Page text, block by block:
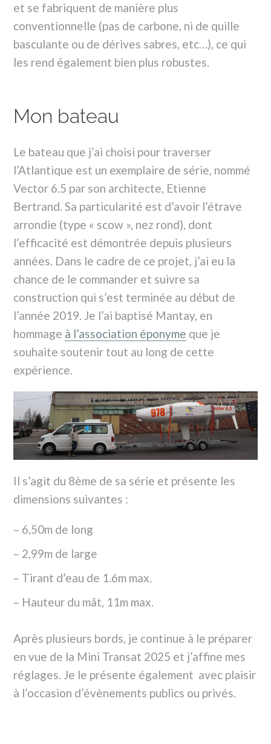
et se fabriquent de manière plus
conventionnelle (pas de carbone, ni de quille
basculante ou de dérives sabres, etc…), ce qui
les rend également bien plus robustes.
Mon bateau
Le bateau que j’ai choisi pour traverser
l’Atlantique est un exemplaire de série, nommé
Vector 6.5 par son architecte, Etienne
Bertrand. Sa particularité est d’avoir l’étrave
arrondie (type « scow », nez rond), dont
l’efficacité est démontrée depuis plusieurs
années. Dans le cadre de ce projet, j’ai eu la
chance de le commander et suivre sa
construction qui s’est terminée au début de
l’année 2019. Je l’ai baptisé Mantay, en
hommage à l’association éponyme que je
souhaite soutenir tout au long de cette
expérience.
Il s’agit du 8ème de sa série et présente les
dimensions suivantes :
6,50m de long
2,99m de large
Tirant d’eau de 1.6m max.
Hauteur du mât, 11m max.
Après plusieurs bords, je continue à le préparer
en vue de la Mini Transat 2025 et j’affine mes
réglages. Je le présente également avec plaisir
à l’occasion d’évènements publics ou privés.